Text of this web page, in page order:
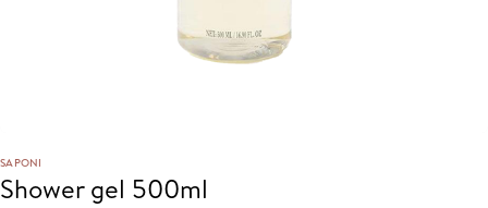
SAPONI
Shower gel 500ml